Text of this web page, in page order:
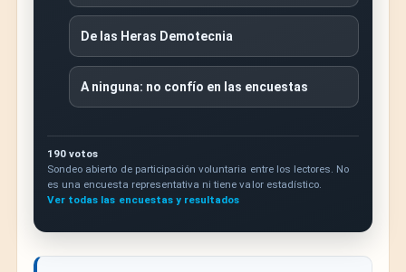
De las Heras Demotecnia
A ninguna: no confío en las encuestas
190 votos
Sondeo abierto de participación voluntaria entre los lectores. No
es una encuesta representativa ni tiene valor estadístico.
Ver todas las encuestas y resultados